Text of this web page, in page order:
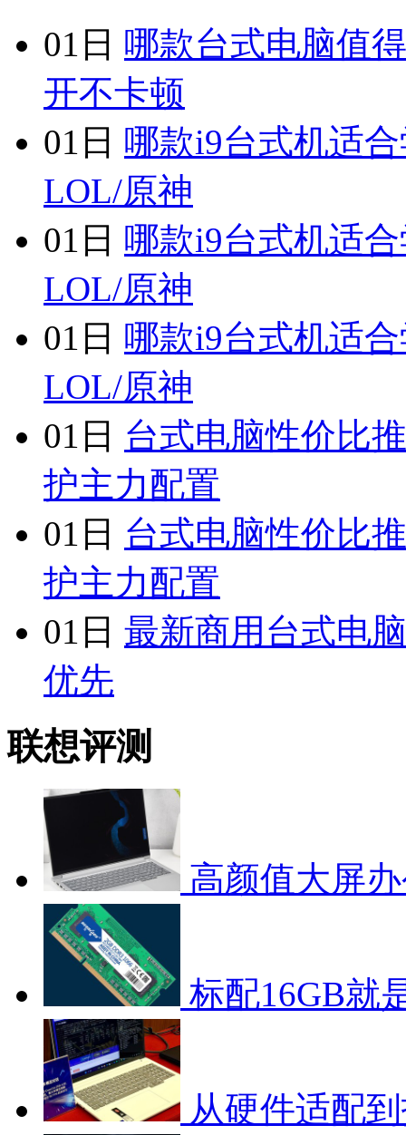
01日 哪款台式电脑值
开不卡顿
01日 哪款i9台式机适
LOL/原神
01日 哪款i9台式机适
LOL/原神
01日 哪款i9台式机适
LOL/原神
01日 台式电脑性价比
护主力配置
01日 台式电脑性价比
护主力配置
01日 最新商用台式电
优先
联想评测
高颜值大屏
标配16GB就
从硬件适配